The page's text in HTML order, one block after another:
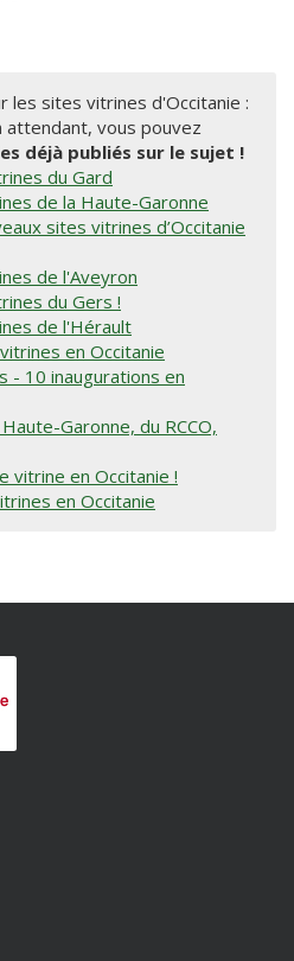
les sites vitrines d'Occitanie :
attendant, vous pouvez
déjà publiés sur le sujet !
du Gard
de la Haute-Garonne
sites vitrines d’Occitanie
de l'Aveyron
du Gers !
de l'Hérault
en Occitanie
- 10 inaugurations en
Garonne, du RCCO,
vitrine en Occitanie !
en Occitanie